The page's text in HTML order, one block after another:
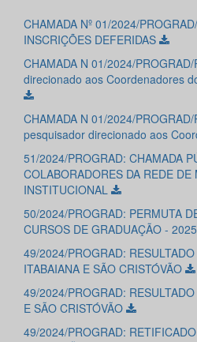
CHAMADA Nº 01/2024/
INSCRIÇÕES DEFERIDAS
CHAMADA N 01/2024/
direcionado aos Coordenadores
CHAMADA N 01/2024/
pesquisador direcionado aos
51/2024/PROGRAD: CHAMADA
COLABORADORES DA REDE DE
INSTITUCIONAL
50/2024/PROGRAD: PERMUTA
CURSOS DE GRADUAÇÃO - 2025
49/2024/PROGRAD:
ITABAIANA E SÃO CRISTÓVÃO
49/2024/PROGRAD:
E SÃO CRISTÓVÃO
49/2024/PROGRAD: